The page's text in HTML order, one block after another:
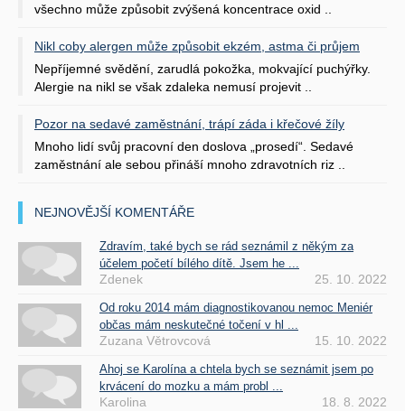
všechno může způsobit zvýšená koncentrace oxid ..
Nikl coby alergen může způsobit ekzém, astma či průjem
Nepříjemné svědění, zarudlá pokožka, mokvající puchýřky.
Alergie na nikl se však zdaleka nemusí projevit ..
Pozor na sedavé zaměstnání, trápí záda i křečové žíly
Mnoho lidí svůj pracovní den doslova „prosedí“. Sedavé
zaměstnání ale sebou přináší mnoho zdravotních riz ..
NEJNOVĚJŠÍ KOMENTÁŘE
Zdravím, také bych se rád seznámil z někým za
účelem početí bílého dítě. Jsem he ...
Zdenek 25. 10. 2022
Od roku 2014 mám diagnostikovanou nemoc Meniér
občas mám neskutečné točení v hl ...
Zuzana Větrovcová 15. 10. 2022
Ahoj se Karolína a chtela bych se seznámit jsem po
krvácení do mozku a mám probl ...
Karolina 18. 8. 2022